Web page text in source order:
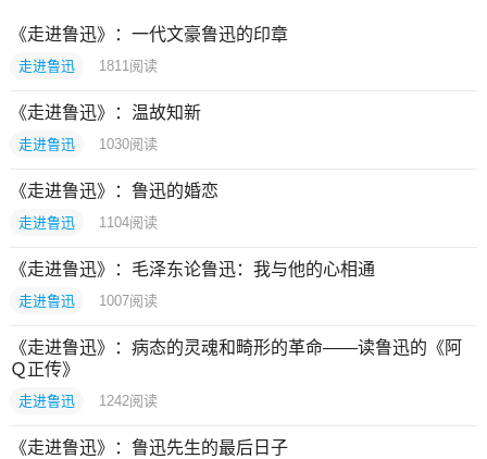
《走进鲁迅》：一代文豪鲁迅的印章
走进鲁迅 1811 阅读
《走进鲁迅》：温故知新
走进鲁迅 1030阅读
《走进鲁迅》：鲁迅的婚恋
走进鲁迅 1104阅读
《走进鲁迅》：毛泽东论鲁迅：我与他的心相通
走进鲁迅 1007阅读
《走进鲁迅》：病态的灵魂和畸形的革命——读鲁迅的《阿
Ｑ正传》
走进鲁迅 1242阅读
《走进鲁迅》：鲁迅先生的最后日子